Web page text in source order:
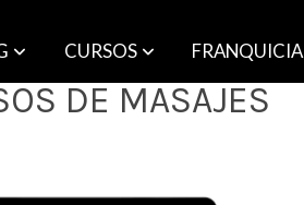
CURSOS FRANQUICIA
DE MASAJES